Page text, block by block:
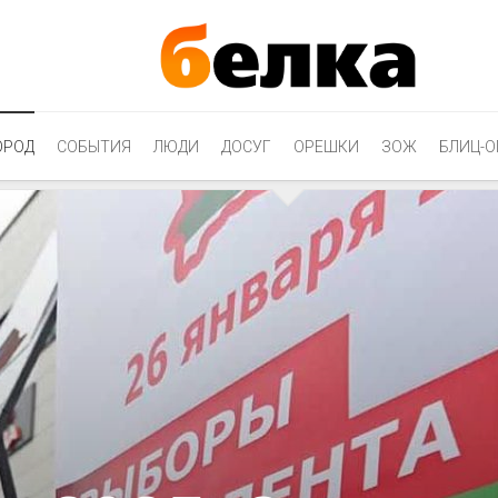
СОБЫТИЯ ЛЮДИ ДОСУГ ОРЕШКИ ЗОЖ БЛИЦ-